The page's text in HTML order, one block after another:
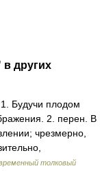
других
Будучи плодом
2. перен. В
чрезмерно,
толковый